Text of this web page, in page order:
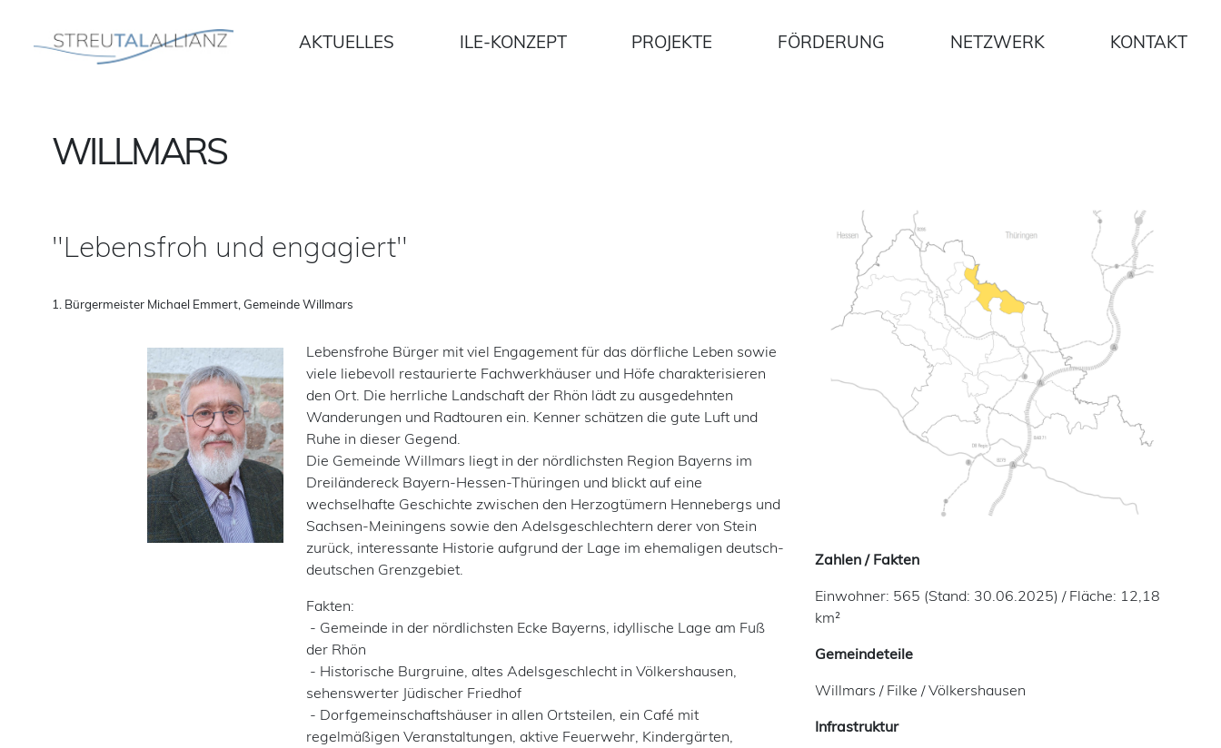
AKTUELLES ILE-KONZEPT PROJEKTE FÖRDERUNG NETZWERK KONTAKT
WILLMARS
"Lebensfroh und engagiert"
1. Bürgermeister Michael Emmert, Gemeinde Willmars
Lebensfrohe Bürger mit viel Engagement für das dörfliche Leben sowie
viele liebevoll restaurierte Fachwerkhäuser und Höfe charakterisieren
den Ort. Die herrliche Landschaft der Rhön lädt zu ausgedehnten
Wanderungen und Radtouren ein. Kenner schätzen die gute Luft und
Ruhe in dieser Gegend.
Die Gemeinde Willmars liegt in der nördlichsten Region Bayerns im
Dreiländereck Bayern-Hessen-Thüringen und blickt auf eine
wechselhafte Geschichte zwischen den Herzogtümern Hennebergs und
Sachsen-Meiningens sowie den Adelsgeschlechtern derer von Stein
zurück, interessante Historie aufgrund der Lage im ehemaligen deutsch-
deutschen Grenzgebiet.
Fakten:
- Gemeinde in der nördlichsten Ecke Bayerns, idyllische Lage am Fuß
der Rhön
- Historische Burgruine, altes Adelsgeschlecht in Völkershausen,
sehenswerter Jüdischer Friedhof
- Dorfgemeinschaftshäuser in allen Ortsteilen, ein Café mit
regelmäßigen Veranstaltungen, aktive Feuerwehr, Kindergärten,
Zahlen / Fakten
Einwohner: 565 (Stand: 30.06.2025) / Fläche: 12,18
km²
Gemeindeteile
Willmars / Filke / Völkershausen
Infrastruktur